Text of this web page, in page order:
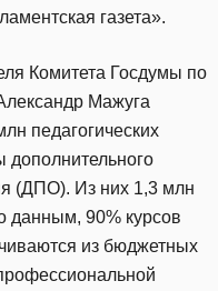
газета».
Комитета Госдумы по
Мажуга
педагогических
дополнительного
(ДПО). Из них 1,3 млн
данным, 90% курсов
из бюджетных